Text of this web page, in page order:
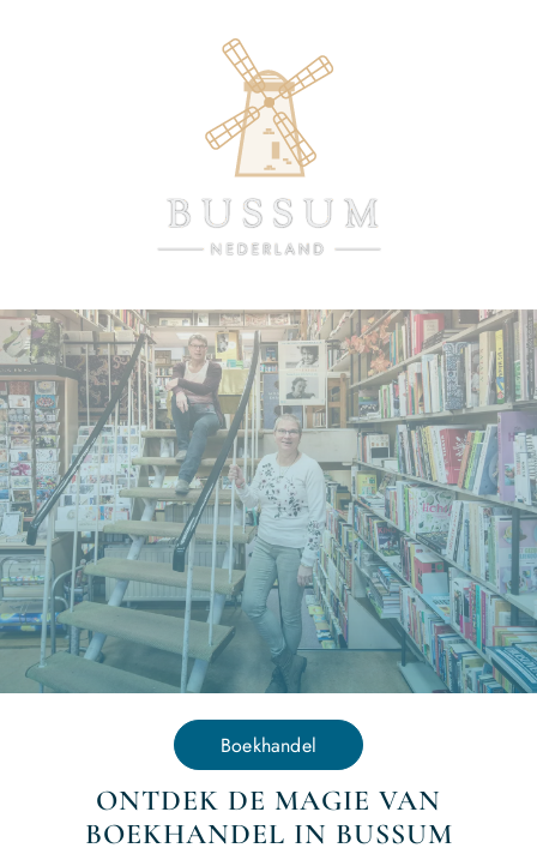
Boekhandel
ONTDEK DE MAGIE VAN
BOEKHANDEL IN BUSSUM